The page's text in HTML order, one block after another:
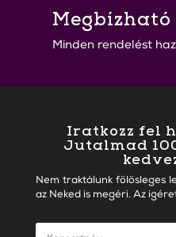
Minden rendelést
Iratkozz fel
Jutalmad
Nem traktálunk fölösleges
az Neked is megéri. Az